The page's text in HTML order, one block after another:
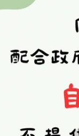
民宿—2
號